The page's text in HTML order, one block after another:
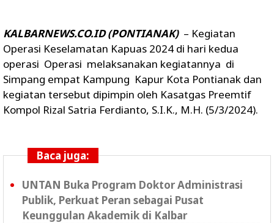
KALBARNEWS.CO.ID (PONTIANAK)– Kegiatan
Operasi Keselamatan Kapuas 2024 di hari kedua
operasi Operasi melaksanakan kegiatannya di
Simpang empat Kampung Kapur Kota Pontianak dan
kegiatan tersebut dipimpin oleh Kasatgas Preemtif
Kompol Rizal Satria Ferdianto, S.I.K., M.H. (5/3/2024).
Baca juga:
UNTAN Buka Program Doktor Administrasi
Publik, Perkuat Peran sebagai Pusat
Keunggulan Akademik di Kalbar